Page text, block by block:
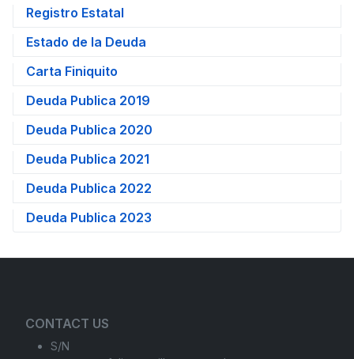
Registro Estatal
Estado de la Deuda
Carta Finiquito
Deuda Publica 2019
Deuda Publica 2020
Deuda Publica 2021
Deuda Publica 2022
Deuda Publica 2023
CONTACT US
S/N